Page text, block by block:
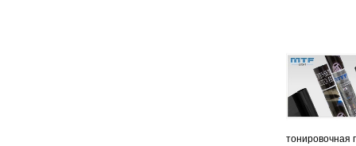
тонировочная